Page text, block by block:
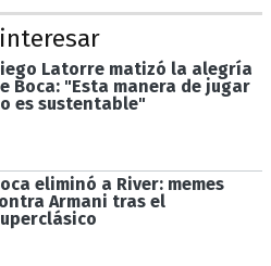
Latorre matizó la alegría
Boca: "Esta manera de jugar
es sustentable"
eliminó a River: memes
Armani tras el